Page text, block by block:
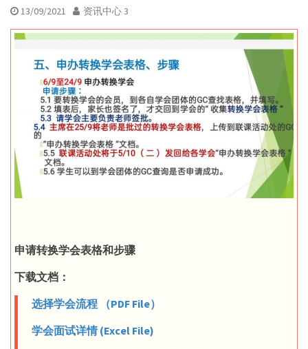
13/09/2021 资讯中心 3
申请转换学会表格和步骤
下载文档：
选择学会流程 （PDF File）
学会面试详情 (Excel File)